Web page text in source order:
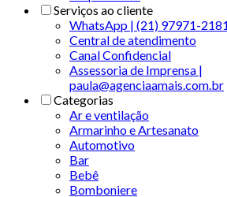
Serviços ao cliente
WhatsApp | (21) 97971-2181
Central de atendimento
Canal Confidencial
Assessoria de Imprensa |
paula@agenciaamais.com.br
Categorias
Ar e ventilação
Armarinho e Artesanato
Automotivo
Bar
Bebê
Bomboniere